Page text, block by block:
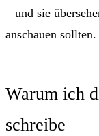
– und sie
anschauen sollten.
Warum ich
schreibe